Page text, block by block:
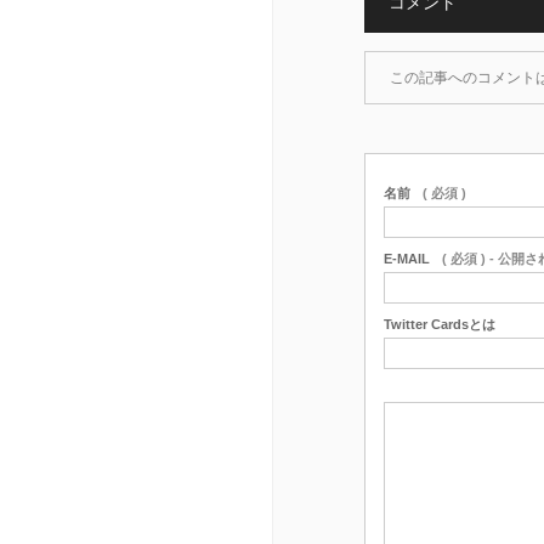
この記事へのコメント
名前 ( 必須 )
E-MAIL ( 必須 ) - 公開さ
Twitter Cardsとは